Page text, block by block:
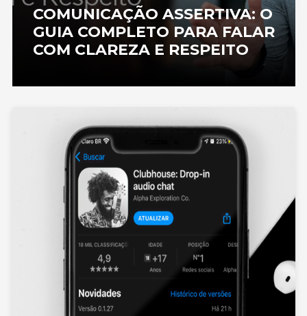
COMUNICAÇÃO ASSERTIVA: O
GUIA COMPLETO PARA FALAR
COM CLAREZA E RESPEITO